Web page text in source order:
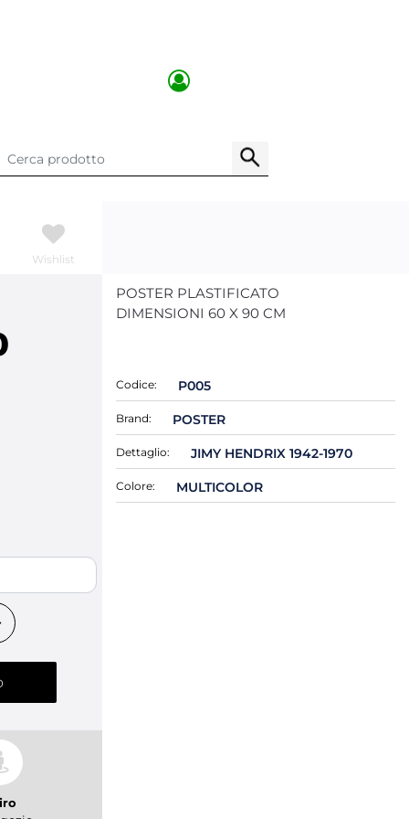
Wishlist
POSTER PLASTIFICATO
DIMENSIONI 60 X 90 CM
Codice: P005
Brand: POSTER
Dettaglio: JIMY HENDRIX 1942-1970
Colore: MULTICOLOR